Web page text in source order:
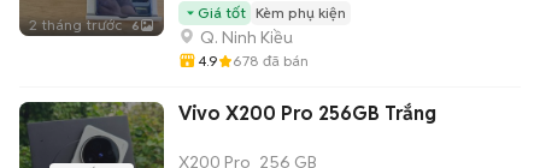
2 tháng trước 6
Giá tốt Kèm phụ kiện
Q. Ninh Kiều
4.9 678 đã bán
Vivo X200 Pro 256GB Trắng
X200 Pro 256 GB